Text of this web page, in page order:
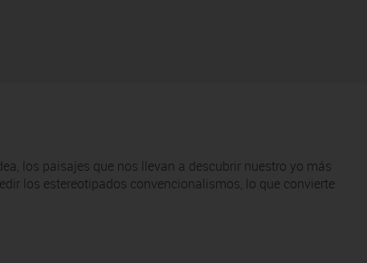
los paisajes que nos llevan a descubrir nuestro yo más
los estereotipados convencionalismos, lo que convierte